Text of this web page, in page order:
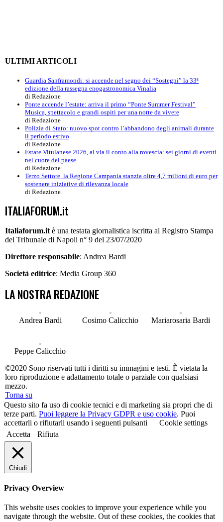
ULTIMI ARTICOLI
Guardia Sanframondi: si accende nel segno dei “Sostegni” la 33ª
edizione della rassegna enogastronomica Vinalia
di Redazione
Ponte accende l’estate: arriva il primo “Ponte Summer Festival”
Musica, spettacolo e grandi ospiti per una notte da vivere
di Redazione
Polizia di Stato: nuovo spot contro l’abbandono degli animali durante
il periodo estivo
di Redazione
Estate Vitulanese 2026, al via il conto alla rovescia: sei giorni di eventi
nel cuore del paese
di Redazione
Terzo Settore, la Regione Campania stanzia oltre 4,7 milioni di euro per
sostenere iniziative di rilevanza locale
di Redazione
ITALIAFORUM.it
Italiaforum.it è una testata giornalistica iscritta al Registro Stampa
del Tribunale di Napoli n° 9 del 23/07/2020
Direttore responsabile: Andrea Bardi
Società editrice: Media Group 360
LA NOSTRA REDAZIONE
Andrea Bardi Cosimo Calicchio Mariarosaria Bardi
Peppe Calicchio
©2020 Sono riservati tutti i diritti su immagini e testi. È vietata la
loro riproduzione e adattamento totale o parziale con qualsiasi
mezzo.
Torna su
Questo sito fa uso di cookie tecnici e di marketing sia propri che di
terze parti. Puoi leggere la Privacy GDPR e uso cookie. Puoi
accettarli o rifiutarli usando i seguenti pulsanti
Cookie settings
Accetta
Rifiuta
Chiudi
Privacy Overview
This website uses cookies to improve your experience while you
navigate through the website. Out of these cookies, the cookies that